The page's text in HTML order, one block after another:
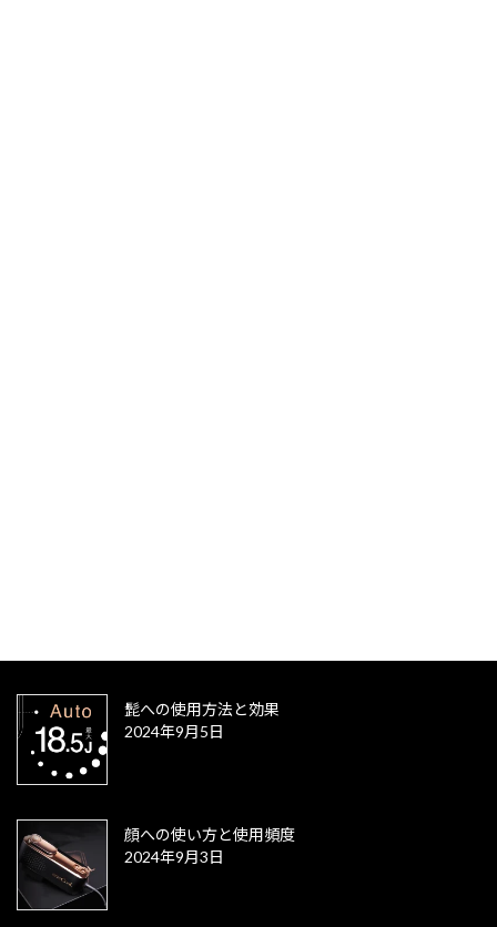
髭への使用方法と効果
2024年9月5日
顔への使い方と使用頻度
2024年9月3日